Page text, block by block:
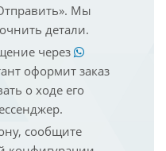
Мы
детали.
через
оформит заказ
о ходе его
сообщите